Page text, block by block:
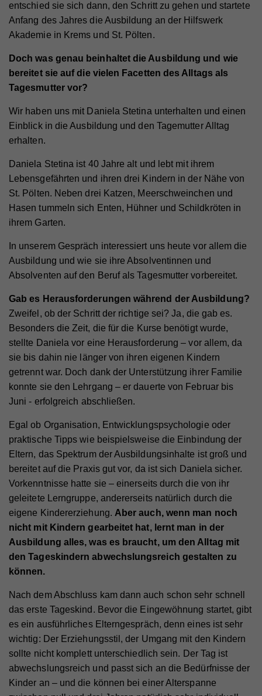
entschied sie sich dann, den Schritt zu gehen und startete
Anfang des Jahres die Ausbildung an der Hilfswerk
Akademie in Krems und St. Pölten.
Doch was genau beinhaltet die Ausbildung und wie
bereitet sie auf die vielen Facetten des Alltags als
Tagesmutter vor?
Wir haben uns mit Daniela Stetina unterhalten und einen
Einblick in die Ausbildung und den Tagemutter Alltag
erhalten.
Daniela Stetina ist 40 Jahre alt und lebt mit ihrem
Lebensgefährten und ihren drei Kindern in der Nähe von
St. Pölten. Neben drei Katzen, Meerschweinchen und
Hasen tummeln sich Enten, Hühner und Schildkröten in
ihrem Garten.
In unserem Gespräch interessiert uns heute vor allem die
Ausbildung und wie sie ihre Absolventinnen und
Absolventen auf den Beruf als Tagesmutter vorbereitet.
Gab es Herausforderungen während der Ausbildung?
Zweifel, ob der Schritt der richtige sei? Ja, die gab es.
Besonders die Zeit, die für die Kurse benötigt wurde,
stellte Daniela vor eine Herausforderung – vor allem, da
sie bis dahin nie länger von ihren eigenen Kindern
getrennt war. Doch dank der Unterstützung ihrer Familie
konnte sie den Lehrgang – er dauerte von Februar bis
Juni - erfolgreich abschließen.
Egal ob Organisation, Entwicklungspsychologie oder
praktische Tipps wie beispielsweise die Einbindung der
Eltern, das Spektrum der Ausbildungsinhalte ist groß und
bereitet auf die Praxis gut vor, da ist sich Daniela sicher.
Vorkenntnisse hatte sie – einerseits durch die von ihr
geleitete Lerngruppe, andererseits natürlich durch die
eigene Kindererziehung. Aber auch, wenn man noch
nicht mit Kindern gearbeitet hat, lernt man in der
Ausbildung alles, was es braucht, um den Alltag mit
den Tageskindern abwechslungsreich gestalten zu
können.
Nach dem Abschluss kam dann auch schon sehr schnell
das erste Tageskind. Bevor die Eingewöhnung startet, gibt
es ein ausführliches Elterngespräch, denn eines ist sehr
wichtig: Der Erziehungsstil, der Umgang mit den Kindern
sollte nicht komplett unterschiedlich sein. Der Tag ist
abwechslungsreich und passt sich an die Bedürfnisse der
Kinder an – und die können bei einer Alterspanne